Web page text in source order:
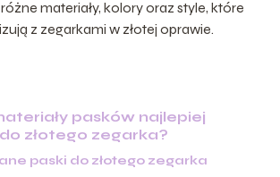
materiały, kolory oraz style, które
z zegarkami w złotej oprawie.
pasków najlepiej
złotego zegarka?
paski do złotego zegarka